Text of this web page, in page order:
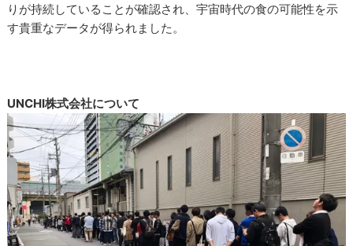
りが持続していることが確認され、宇宙時代の食の可能性を示
す貴重なデータが得られました。
UNCHI株式会社について